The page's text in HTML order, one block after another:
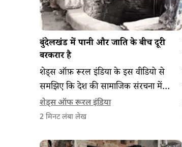
बुंदेलखंड में पानी और जाति के बीच दूरी
बरकरार है
शेड्स ऑफ़ रूरल इंडिया के इस वीडियो से
समझिए कि देश की सामाजिक संरचना में
आधुनिक दौर में भी जातिगत भेदभाव की जड़ें
कितनी गहरी हैं।
शेड्स ऑफ रूरल इंडिया
2मिनट लंबा लेख